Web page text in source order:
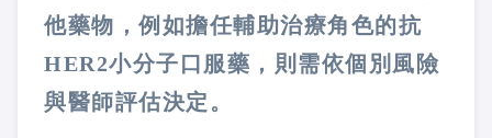
他藥物，例如擔任輔助治療角色的抗
HER2小分子口服藥，則需依個別風險
與醫師評估決定。